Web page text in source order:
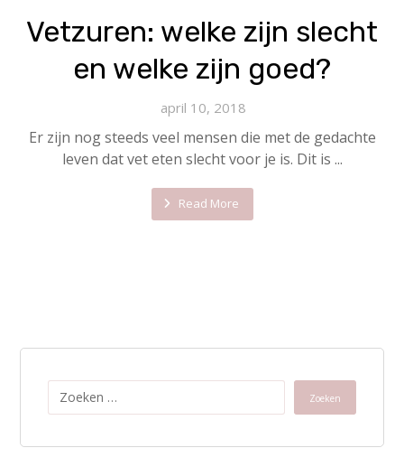
Vetzuren: welke zijn slecht
en welke zijn goed?
april 10, 2018
Er zijn nog steeds veel mensen die met de gedachte
leven dat vet eten slecht voor je is. Dit is ...
Read More
Zoeken